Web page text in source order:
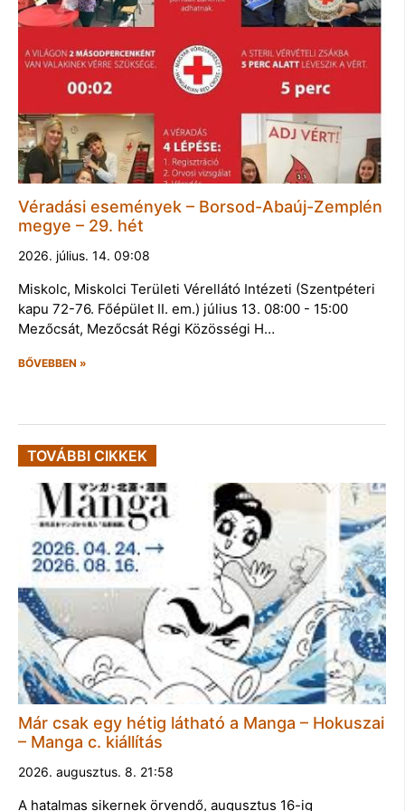
Véradási események – Borsod-Abaúj-Zemplén
megye – 29. hét
2026. július. 14. 09:08
Miskolc, Miskolci Területi Vérellátó Intézeti (Szentpéteri
kapu 72-76. Főépület II. em.) július 13. 08:00 - 15:00
Mezőcsát, Mezőcsát Régi Közösségi H…
BŐVEBBEN »
TOVÁBBI CIKKEK
Már csak egy hétig látható a Manga – Hokuszai
– Manga c. kiállítás
2026. augusztus. 8. 21:58
A hatalmas sikernek örvendő, augusztus 16-ig